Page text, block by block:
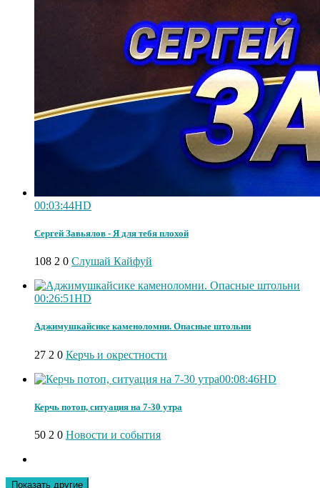
00:03:44HD
Сергей Завьялов - Я для тебя плохой
108 2 0 Слушай Кайфуй
00:26:51HD
Аджимушкайсике каменоломни. Опасные штольни
27 2 0 Керчь и окрестности
00:08:46HD
Керчь потоп, ситуация на 7-30 утра
50 2 0 Новости и события